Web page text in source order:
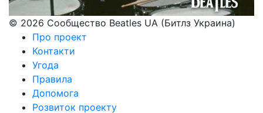
© 2026 Сообщество Beatles UA (Битлз Украина)
Про проект
Контакти
Угода
Правила
Допомога
Розвиток проекту